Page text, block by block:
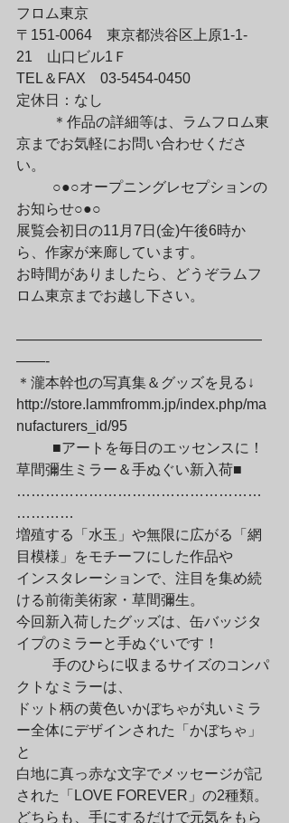
フロム東京
〒151-0064　東京都渋谷区上原1-1-
21　山口ビル1Ｆ
TEL＆FAX　03-5454-0450
定休日：なし
京までお気軽にお問い合わせくださ
い。
お知らせ○●○
展覧会初日の11月7日(金)午後6時か
ら、作家が来廊しています。
お時間がありましたら、どうぞラムフ
ロム東京までお越し下さい。
—————————————————
——-
＊瀧本幹也の写真集＆グッズを見る↓
http://store.lammfromm.jp/index.php/ma
nufacturers_id/95
草間彌生ミラー＆手ぬぐい新入荷■
……………………………………………
…………
増殖する「水玉」や無限に広がる「網
目模様」をモチーフにした作品や
インスタレーションで、注目を集め続
ける前衛美術家・草間彌生。
今回新入荷したグッズは、缶バッジタ
イプのミラーと手ぬぐいです！
クトなミラーは、
ドット柄の黄色いかぼちゃが丸いミラ
ー全体にデザインされた「かぼちゃ」
と
白地に真っ赤な文字でメッセージが記
された「LOVE FOREVER」の2種類。
どちらも、手にするだけで元気をもら